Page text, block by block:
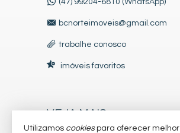
(47) 99204-6810 (WhatsApp)
bcnorteimoveis@gmail.com
trabalhe conosco
imóveis favoritos
VEJA MAIS
Utilizamos cookiespara oferecer melhor